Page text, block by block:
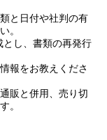
と日付や社判の有
。
し、書類の再発行
報をお教えくださ
販と併用、売り切
。